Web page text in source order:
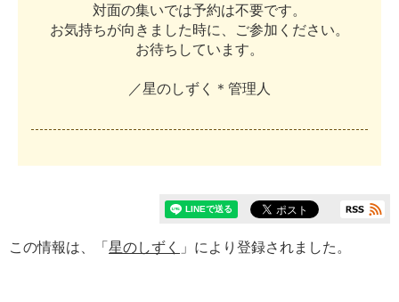
対面の集いでは予約は不要です。
お気持ちが向 き ま した時に ご参加 く ださ い。
お待ち してい ま す。
／星のしず く ＊ 管理 人
この情報は、「 星のしずく 」により登録されました。